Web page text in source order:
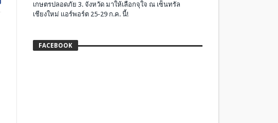
เกษตรปลอดภัย 3. จังหวัด มาให้เลือกจุใจ ณ เซ็นทรัล
เชียงใหม่ แอร์พอร์ต 25-29 ก.ค. นี้!
FACEBOOK